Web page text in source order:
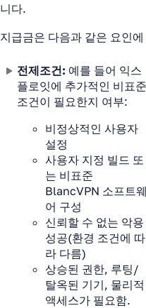
니다.
지급금은 다음과 같은 요인
전제조건: 예를 들어 익스
플로잇에 추가적인 비표준
조건이 필요한지 여부:
비정상적인 사용자
설정
사용자 지정 빌드 또
는 비표준
BlancVPN 소프트웨
어 구성
신뢰할 수 없는 악용
성공(환경 조건에 따
라 다름)
상승된 권한, 루팅/
탈옥된 기기, 물리적
액세스가 필요함.